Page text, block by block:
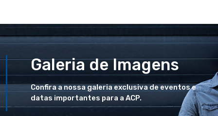
Galeria de Imagens
Confira a nossa galeria exclusiva de eventos e
datas importantes para a ACP.